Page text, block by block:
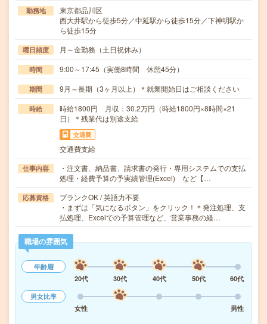
勤務地
東京都品川区
西大井駅から徒歩5分／中延駅から徒歩15分／下神明駅か
ら徒歩15分
曜日頻度 月～金勤務（土日祝休み）
時間 9:00～17:45（実働8時間 休憩45分）
期間 9月～長期（3ヶ月以上）＊就業開始日はご相談ください
時給
時給1800円 月収：30.2万円（時給1800円×8時間×21
日）＊残業代は別途支給
交通費
交通費支給
仕事内容
・注文書、納品書、請求書の発行・専用システムでの支払
処理・経費予算の予実績管理(Excel) など【…
応募資格
ブランクOK / 英語力不要
・まずは「気になるボタン」をクリック！＊発注処理、支
払処理、Excelでの予算管理など、営業事務の経…
職場の雰囲気
年齢層
20代
30代 40代 50代
60代
男女比率
女性
男性